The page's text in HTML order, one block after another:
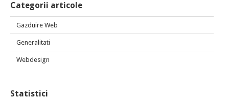
Categorii articole
Gazduire Web
Generalitati
Webdesign
Statistici